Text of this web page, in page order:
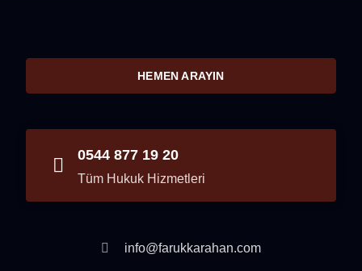
HEMEN ARAYIN
0544 877 19 20
Tüm Hukuk Hizmetleri
info@farukkarahan.com